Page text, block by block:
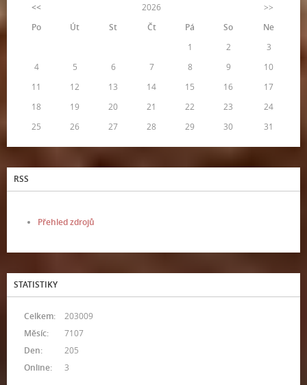
<<
2026
>>
Po
Út St Čt Pá So
Ne
1
2
3
4
5 6 7 8 9
10
11
12 13 14 15 16
17
18
19 20 21 22 23
24
25
26 27 28 29 30 31
RSS
Přehled zdrojů
STATISTIKY
Online: 3
Celkem:
203009
Měsíc:
7107
Den:
205